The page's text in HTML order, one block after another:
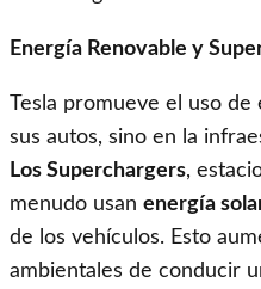
Energía Renovable y
Tesla promueve el uso de
sus autos, sino en la
Los Superchargers,
menudo usan energía
de los vehículos. Esto
ambientales de conducir